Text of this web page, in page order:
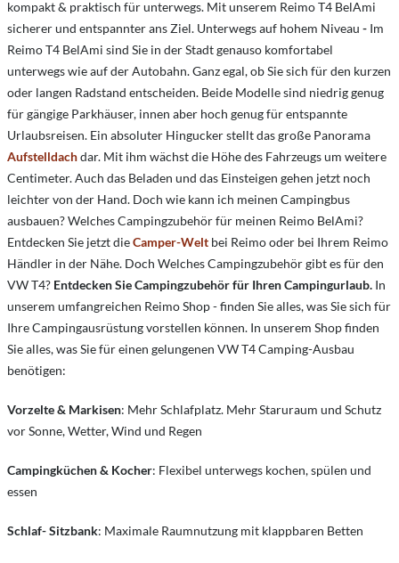
kompakt & praktisch für unterwegs. Mit unserem Reimo T4 BelAmi
sicherer und entspannter ans Ziel. Unterwegs auf hohem Niveau - Im
Reimo T4 BelAmi sind Sie in der Stadt genauso komfortabel
unterwegs wie auf der Autobahn. Ganz egal, ob Sie sich für den kurzen
oder langen Radstand entscheiden. Beide Modelle sind niedrig genug
für gängige Parkhäuser, innen aber hoch genug für entspannte
Urlaubsreisen. Ein absoluter Hingucker stellt das große Panorama
Aufstelldachdar. Mit ihm wächst die Höhe des Fahrzeugs um weitere
Centimeter. Auch das Beladen und das Einsteigen gehen jetzt noch
leichter von der Hand. Doch wie kann ich meinen Campingbus
ausbauen? Welches Campingzubehör für meinen Reimo BelAmi?
Entdecken Sie jetzt dieCamper-Welt bei Reimo oder bei Ihrem Reimo
Händler in der Nähe. Doch Welches Campingzubehör gibt es für den
VW T4? Entdecken Sie Campingzubehör für Ihren Campingurlaub. In
unserem umfangreichen Reimo Shop - finden Sie alles, was Sie sich für
Ihre Campingausrüstung vorstellen können. In unserem Shop finden
Sie alles, was Sie für einen gelungenen VW T4 Camping-Ausbau
benötigen:
Vorzelte & Markisen: Mehr Schlafplatz. Mehr Staruraum und Schutz
vor Sonne, Wetter, Wind und Regen
Campingküchen & Kocher: Flexibel unterwegs kochen, spülen und
essen
Schlaf- Sitzbank: Maximale Raumnutzung mit klappbaren Betten